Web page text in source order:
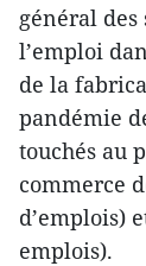
général des
l’emploi
de la
pandémie
touchés au
commerce
d’emplois)
emplois).